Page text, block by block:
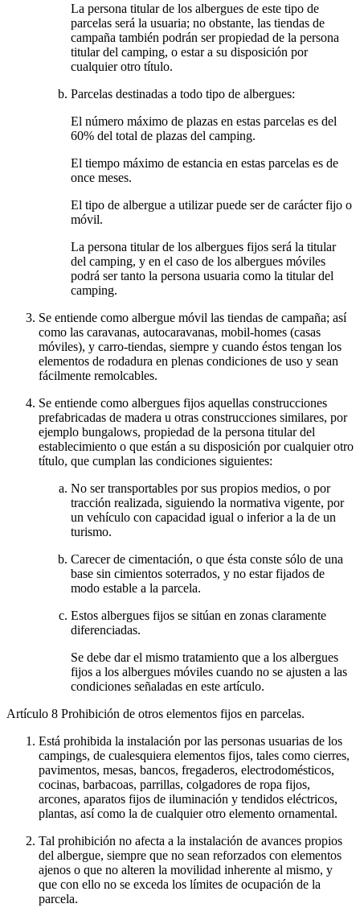
La persona titular de los albergues de este tipo de
parcelas será la usuaria; no obstante, las tiendas de
campaña también podrán ser propiedad de la persona
titular del camping, o estar a su disposición por
cualquier otro título.
Parcelas destinadas a todo tipo de albergues:
El número máximo de plazas en estas parcelas es del
60% del total de plazas del camping.
El tiempo máximo de estancia en estas parcelas es de
once meses.
El tipo de albergue a utilizar puede ser de carácter fijo o
móvil.
La persona titular de los albergues fijos será la titular
del camping, y en el caso de los albergues móviles
podrá ser tanto la persona usuaria como la titular del
camping.
Se entiende como albergue móvil las tiendas de campaña; así
como las caravanas, autocaravanas, mobil-homes (casas
móviles), y carro-tiendas, siempre y cuando éstos tengan los
elementos de rodadura en plenas condiciones de uso y sean
fácilmente remolcables.
Se entiende como albergues fijos aquellas construcciones
prefabricadas de madera u otras construcciones similares, por
ejemplo bungalows, propiedad de la persona titular del
establecimiento o que están a su disposición por cualquier otro
título, que cumplan las condiciones siguientes:
No ser transportables por sus propios medios, o por
tracción realizada, siguiendo la normativa vigente, por
un vehículo con capacidad igual o inferior a la de un
turismo.
Carecer de cimentación, o que ésta conste sólo de una
base sin cimientos soterrados, y no estar fijados de
modo estable a la parcela.
Estos albergues fijos se sitúan en zonas claramente
diferenciadas.
Se debe dar el mismo tratamiento que a los albergues
fijos a los albergues móviles cuando no se ajusten a las
condiciones señaladas en este artículo.
Artículo 8 Prohibición de otros elementos fijos en parcelas.
Está prohibida la instalación por las personas usuarias de los
campings, de cualesquiera elementos fijos, tales como cierres,
pavimentos, mesas, bancos, fregaderos, electrodomésticos,
cocinas, barbacoas, parrillas, colgadores de ropa fijos,
arcones, aparatos fijos de iluminación y tendidos eléctricos,
plantas, así como la de cualquier otro elemento ornamental.
Tal prohibición no afecta a la instalación de avances propios
del albergue, siempre que no sean reforzados con elementos
ajenos o que no alteren la movilidad inherente al mismo, y
que con ello no se exceda los límites de ocupación de la
parcela.